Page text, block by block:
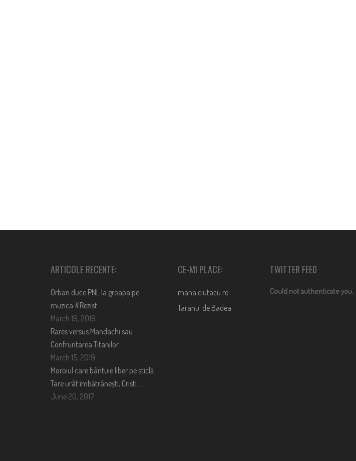
ARTICOLE RECENTE:
Orban duce PNL la groapa pe
muzica #Rezist
March 19, 2019
Rares versus Mandachi sau
Confruntarea Titanilor
March 15, 2019
Moroiul care bântuie liber pe sticlă.
Tare urât îmbătrânești, Cristi….
June 20, 2017
CE-MI PLACE:
mana.ciutacu.ro
Taranu’ de Badea
TWITTER FEED
Could not authenticate you.